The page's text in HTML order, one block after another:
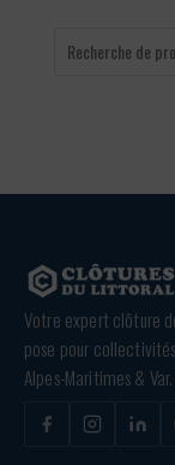
Votre expert clôture
pose pour
Alpes-Maritimes & Var.